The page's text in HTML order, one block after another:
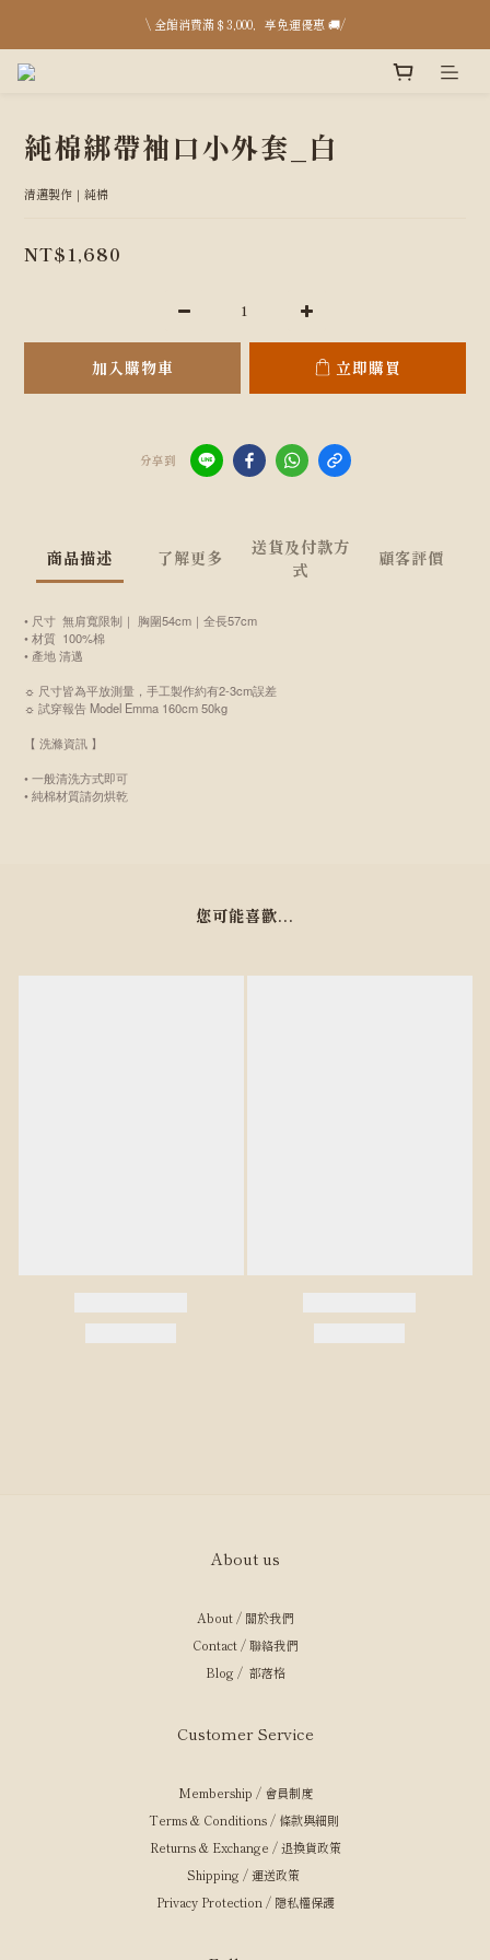
台中店 8月開放日：8/15、16、17、29、30、31 pm13:00-18:00；台北快閃 8/22、23
\ 全館消費滿＄3,000，享免運優惠 🚚/
台中店 8月開放日：8/15、16、17、29、30、31 pm13:00-18:00；台北快閃 8/22、23
純棉綁帶袖口小外套_白
清邁製作｜純棉
NT$1,680
加入購物車 立即購買
分享到
商品描述 了解更多
送貨及付款方
式
顧客評價
• 尺寸 無肩寬限制｜ 胸圍54cm｜全長57cm
• 材質 100%棉
• 產地 清邁
☼ 尺寸皆為平放測量，手工製作約有2-3cm誤差
☼ 試穿報告 Model Emma 160cm 50kg
【 洗滌資訊 】
• 一般清洗方式即可
• 純棉材質請勿烘乾
您可能喜歡...
About us
About / 關於我們
Contact / 聯絡我們
Blog / 部落格
Customer Service
Membership / 會員制度
Terms & Conditions / 條款與細則
Returns & Exchange / 退換貨政策
Shipping / 運送政策
Privacy Protection / 隱私權保護